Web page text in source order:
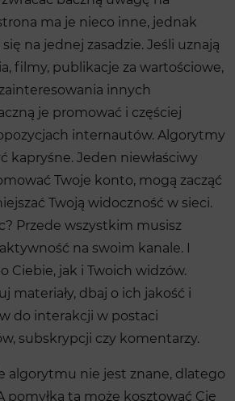
ma je nieco inne, jednak
na jednej zasadzie. Jeśli uznają
filmy, publikacje za wartościowe,
innych
je promować i częściej
internautów. Algorytmy
kapryśne. Jeden niewłaściwy
Twoje konto, mogą zacząć
Twoją widoczność w sieci.
Przede wszystkim musisz
na swoim kanale. I
Ciebie, jak i Twoich widzów.
materiały, dbaj o ich jakość i
do interakcji w postaci
subskrypcji czy komentarzy.
algorytmu nie jest znane, dlatego
pomyłka ta może kosztować Cię